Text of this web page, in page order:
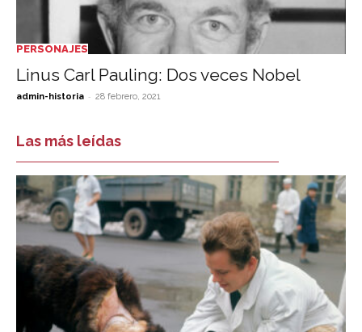
PERSONAJES
Linus Carl Pauling: Dos veces Nobel
admin-historia - 28 febrero, 2021
Las más leídas